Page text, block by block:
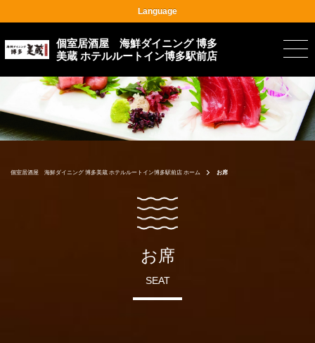
個室居酒屋 海鮮ダイニング 博多
美蔵 ホテルルートイン博多駅前店
個室居酒屋 海鮮ダイニング 博多美蔵 ホテルルートイン博多駅前店 ホーム お席
お席
SEAT
Language